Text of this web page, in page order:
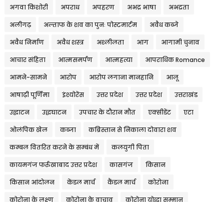
अगवा किशोरी अपराध अपहरण अभद्र भाषा अभद्रता
अलीगढ़ अल्ताफ के शव का पुनः पोस्टमार्टम अवैध कब्जे
अवैध निर्माण अवैध शस्त्र अश्लीलता आग आगामी चुनाव
आचार संहिता आत्मसमर्पण आत्महत्या आपराधिक Romance
आमने-सामने आरोप आरोप लगाना मानहानि आलू
आषाढ़ी पूर्णिमा इंश्योरेंस उत्तर प्रदेश उत्तर प्रदेश उत्तराखंड
उद्घाटन उद्धघाटन उपचार के दौरान मौत एक्सीडेंट एटा
ओलंपिक खेल कब्जा कब्रिस्तान से निकाला दोवारा शव
कम्बल वितरित करने के सम्बंध में कलयुगी पिता
कायमगंज फर्रुखाबाद उत्तर प्रदेश कासगंज किसान
किसान आंदोलन केंडल मार्च कैंडल मार्च कोरोना
कोरोना के लक्ष्ण कोरोना के वाचाव कोरोना योद्धा सम्मान